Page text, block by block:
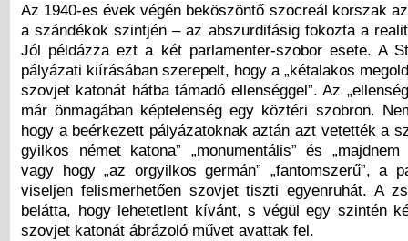
Az 1940-es évek végén beköszöntő szocreál korszak
a szándékok szintjén – az abszurditásig fokozta a
Jól példázza ezt a két parlamenter-szobor esete. A
pályázati kiírásában szerepelt, hogy a „kétalakos
szovjet katonát hátba támadó ellenséggel”. Az
már önmagában képtelenség egy köztéri szobron.
hogy a beérkezett pályázatoknak aztán azt vetették a
gyilkos német katona” „monumentális” és „majdnem
vagy hogy „az orgyilkos germán” „fantomszerű”, a
viseljen felismerhetően szovjet tiszti egyenruhát. A
belátta, hogy lehetetlent kívánt, s végül egy szintén
szovjet katonát ábrázoló művet avattak fel.